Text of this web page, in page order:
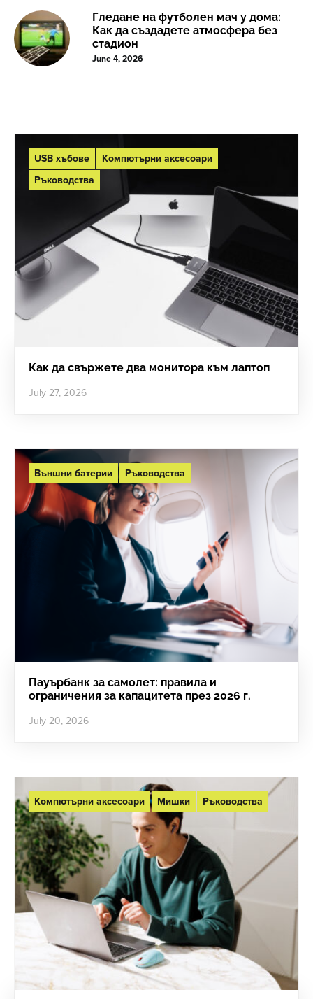
Гледане на футболен мач у дома:
Как да създадете атмосфера без
стадион
June 4, 2026
USB хъбове
Компютърни аксесоари
Ръководства
Как да свържете два монитора към лаптоп
July 27, 2026
Външни батерии Ръководства
Пауърбанк за самолет: правила и
ограничения за капацитета през 2026 г.
July 20, 2026
Компютърни аксесоари Мишки Ръководства